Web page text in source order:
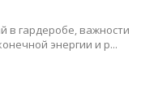
в гардеробе, важности
энергии и р...